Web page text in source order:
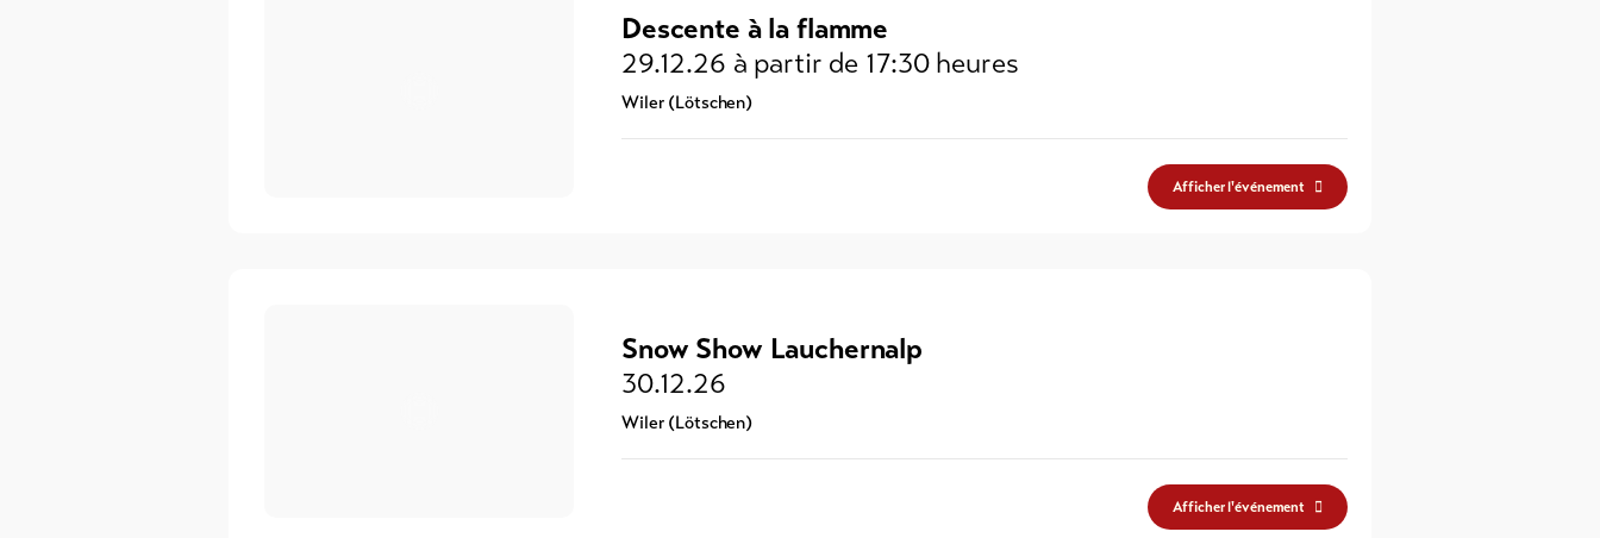
Descente à la flamme
29.12.26 à partir de 17:30 heures
Wiler (Lötschen)
Afficher l'événement
Snow Show Lauchernalp
30.12.26
Wiler (Lötschen)
Afficher l'événement